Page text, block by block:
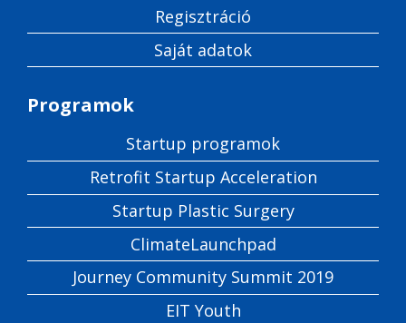
Regisztráció
Saját adatok
Programok
Startup programok
Retrofit Startup Acceleration
Startup Plastic Surgery
ClimateLaunchpad
Journey Community Summit 2019
EIT Youth